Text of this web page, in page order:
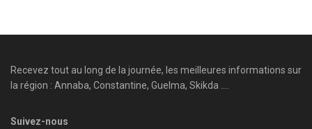
Recevez tout au long de la journée, les meilleures informations sur
la région : Annaba, Constantine, Guelma, Skikda ....
Suivez-nous